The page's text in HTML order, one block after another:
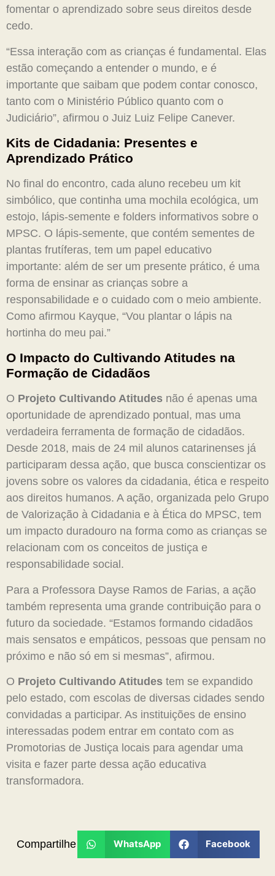
fomentar o aprendizado sobre seus direitos desde
cedo.
“Essa interação com as crianças é fundamental. Elas
estão começando a entender o mundo, e é
importante que saibam que podem contar conosco,
tanto com o Ministério Público quanto com o
Judiciário”, afirmou o Juiz Luiz Felipe Canever.
Kits de Cidadania: Presentes e
Aprendizado Prático
No final do encontro, cada aluno recebeu um kit
simbólico, que continha uma mochila ecológica, um
estojo, lápis-semente e folders informativos sobre o
MPSC. O lápis-semente, que contém sementes de
plantas frutíferas, tem um papel educativo
importante: além de ser um presente prático, é uma
forma de ensinar as crianças sobre a
responsabilidade e o cuidado com o meio ambiente.
Como afirmou Kayque, “Vou plantar o lápis na
hortinha do meu pai.”
O Impacto do Cultivando Atitudes na
Formação de Cidadãos
O Projeto Cultivando Atitudes não é apenas uma
oportunidade de aprendizado pontual, mas uma
verdadeira ferramenta de formação de cidadãos.
Desde 2018, mais de 24 mil alunos catarinenses já
participaram dessa ação, que busca conscientizar os
jovens sobre os valores da cidadania, ética e respeito
aos direitos humanos. A ação, organizada pelo Grupo
de Valorização à Cidadania e à Ética do MPSC, tem
um impacto duradouro na forma como as crianças se
relacionam com os conceitos de justiça e
responsabilidade social.
Para a Professora Dayse Ramos de Farias, a ação
também representa uma grande contribuição para o
futuro da sociedade. “Estamos formando cidadãos
mais sensatos e empáticos, pessoas que pensam no
próximo e não só em si mesmas”, afirmou.
O Projeto Cultivando Atitudes tem se expandido
pelo estado, com escolas de diversas cidades sendo
convidadas a participar. As instituições de ensino
interessadas podem entrar em contato com as
Promotorias de Justiça locais para agendar uma
visita e fazer parte dessa ação educativa
transformadora.
Compartilhe WhatsApp Facebook